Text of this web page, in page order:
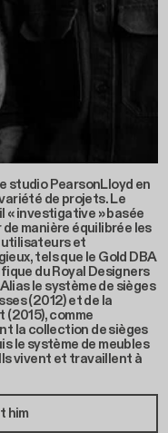
studio PearsonLloyd en
de projets. Le
« investigative » basée
manière équilibrée les
et
tels que le Gold DBA
du Royal Designers
le système de sièges
(2012) et de la
comme
la collection de sièges
le système de meubles
vivent et travaillent à
him